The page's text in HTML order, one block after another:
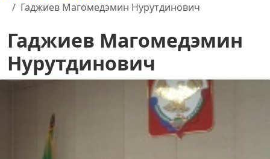
Гаджиев Магомедэмин Нурутдинович
Гаджиев Магомедэмин
Нурутдинович